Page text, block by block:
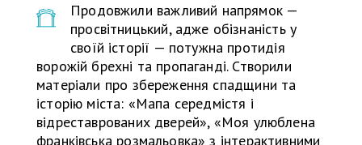
Продовжили важливий напрямок —
просвітницький, адже обізнаність у
своїй історії — потужна протидія
ворожій брехні та пропаганді. Створили
матеріали про збереження спадщини та
історію міста: «Мапа середмістя і
відреставрованих дверей», «Моя улюблена
франківська розмальовка» з інтерактивними